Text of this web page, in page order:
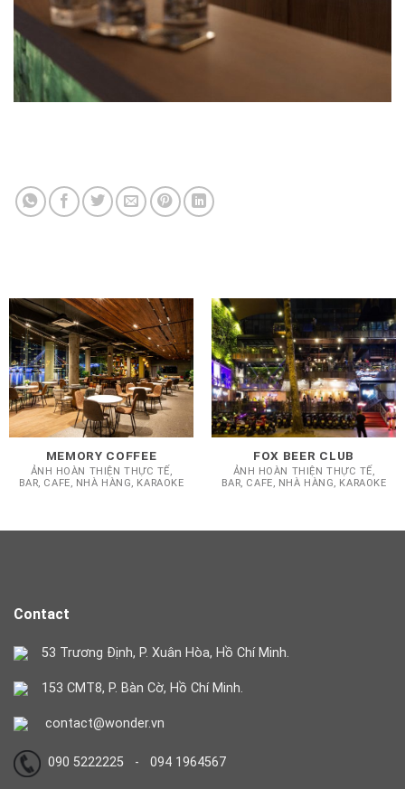
MEMORY COFFEE
ẢNH HOÀN THIỆN THỰC TẾ,
BAR, CAFE, NHÀ HÀNG, KARAOKE
FOX BEER CLUB
ẢNH HOÀN THIỆN THỰC TẾ,
BAR, CAFE, NHÀ HÀNG, KARAOKE
Contact
53 Trương Định, P. Xuân Hòa, Hồ Chí Minh.
153 CMT8, P. Bàn Cờ, Hồ Chí Minh.
contact@wonder.vn
090 5222225 - 094 1964567